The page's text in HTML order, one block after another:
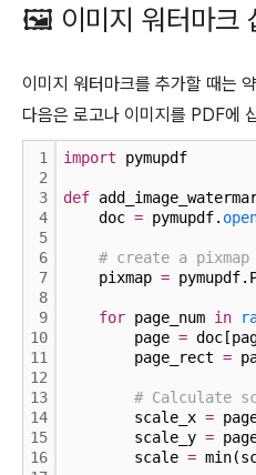
🖼 이미지 워터마크
이미지 워터마크를 추가할 때는
다음은 로고나 이미지를 PDF에
1
2
3
4
5
6
7
8
9
10
11
12
13
14
15
16
import pymupdf
def
doc = pymupdf.
# create a pixmap
pixmap =
for page_num in
page =
page_rect =
# Calculate
scale_x =
scale_y =
scale =